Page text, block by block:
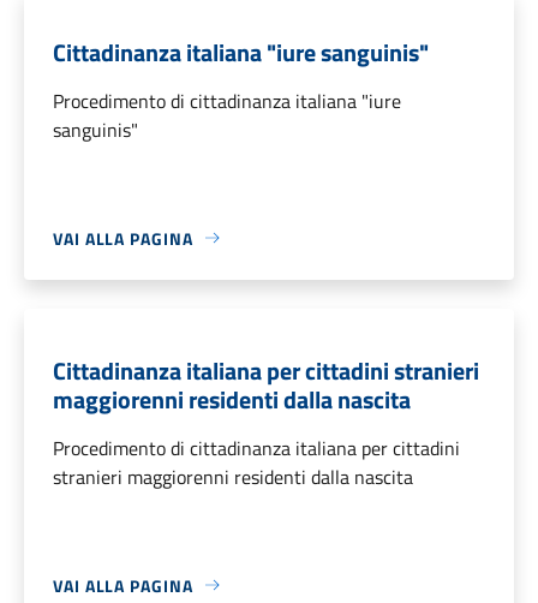
Cittadinanza italiana "iure sanguinis"
Procedimento di cittadinanza italiana "iure
sanguinis"
VAI ALLA PAGINA
Cittadinanza italiana per cittadini stranieri
maggiorenni residenti dalla nascita
Procedimento di cittadinanza italiana per cittadini
stranieri maggiorenni residenti dalla nascita
VAI ALLA PAGINA